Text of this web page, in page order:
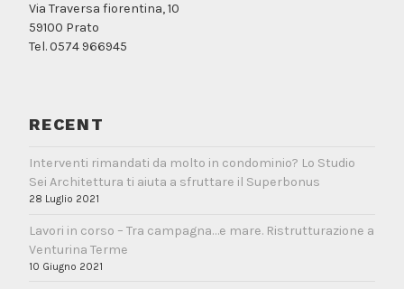
Via Traversa fiorentina, 10
59100 Prato
Tel. 0574 966945
RECENT
Interventi rimandati da molto in condominio? Lo Studio
Sei Architettura ti aiuta a sfruttare il Superbonus
28 Luglio 2021
Lavori in corso – Tra campagna…e mare. Ristrutturazione a
Venturina Terme
10 Giugno 2021